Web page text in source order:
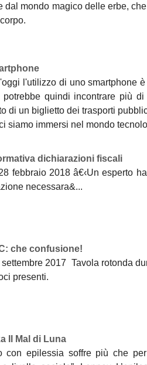
dal mondo magico delle erbe,
l'utilizzo di uno smartphone
potrebbe quindi incontrare più
di un biglietto dei trasporti
siamo immersi nel mondo
dichiarazioni fiscali
febbraio 2018 â€‹Un esperto
necessara&...
che confusione!
2017 Tavola rotonda
presenti.
Il Mal di Luna
con epilessia soffre più che